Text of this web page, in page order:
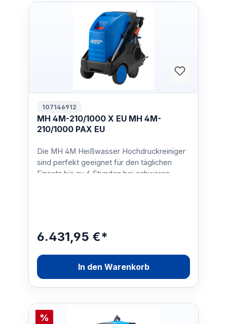
107146912
MH 4M-210/1000 X EU MH 4M-
210/1000 PAX EU
Die MH 4M Heißwasser Hochdruckreiniger
sind perfekt geeignet für den täglichen
Einsatz bis zu 6 Stunden bei schweren
6.431,95 €*
In den Warenkorb
%